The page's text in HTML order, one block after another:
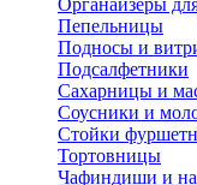
Пепельницы
Подносы и
Подсалфетники
Сахарницы и
Соусники и
Стойки
Тортовницы
Чафиндиши и